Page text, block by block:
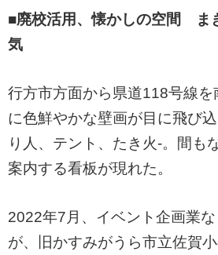
■廃校活用、懐かしの空間 ま
気
行方市方面から県道118号線
に色鮮やかな壁画が目に飛び
り人、テント、たき火-。間も
案内する看板が現れた。
2022年7月、イベント企画業
が、旧かすみがうら市立佐賀